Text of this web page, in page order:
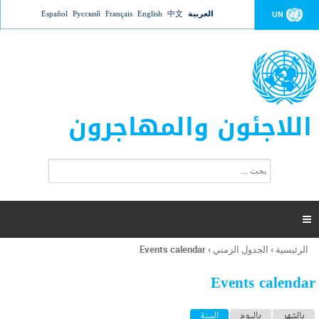
Jump to navigation UN العربية 中文
English
Français
Русский
Español
اللاجئون والمهاجرون
ت
ر
ل
ح
ب

أنت
هنا
الرئيسية › الجدول الزمني ›
Events calendar
Events calendar